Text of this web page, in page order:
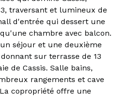
traversant et lumineux de
d'entrée qui dessert une
chambre avec balcon.
séjour et une deuxième
sur terrasse de 13
de Cassis. Salle bains,
rangements et cave
copropriété offre une